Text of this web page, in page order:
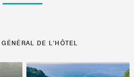
DE L’HÔTEL